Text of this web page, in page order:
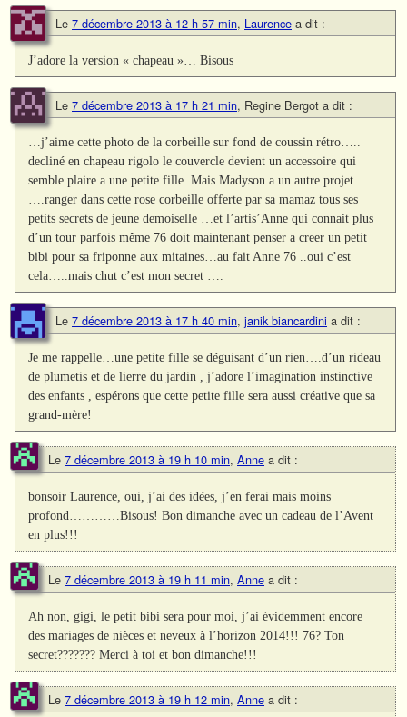
Le 7 décembre 2013 à 12 h 57 min, Laurence a dit :
J’adore la version « chapeau »… Bisous
Le 7 décembre 2013 à 17 h 21 min, Regine Bergot a dit :
…j’aime cette photo de la corbeille sur fond de coussin rétro…..
decliné en chapeau rigolo le couvercle devient un accessoire qui
semble plaire a une petite fille..Mais Madyson a un autre projet
….ranger dans cette rose corbeille offerte par sa mamaz tous ses
petits secrets de jeune demoiselle …et l’artis’Anne qui connait plus
d’un tour parfois même 76 doit maintenant penser a creer un petit
bibi pour sa friponne aux mitaines…au fait Anne 76 ..oui c’est
cela…..mais chut c’est mon secret ….
Le 7 décembre 2013 à 17 h 40 min, janik biancardini a dit :
Je me rappelle…une petite fille se déguisant d’un rien….d’un rideau
de plumetis et de lierre du jardin , j’adore l’imagination instinctive
des enfants , espérons que cette petite fille sera aussi créative que sa
grand-mère!
Le 7 décembre 2013 à 19 h 10 min, Anne a dit :
bonsoir Laurence, oui, j’ai des idées, j’en ferai mais moins
profond…………Bisous! Bon dimanche avec un cadeau de l’Avent
en plus!!!
Le 7 décembre 2013 à 19 h 11 min, Anne a dit :
Ah non, gigi, le petit bibi sera pour moi, j’ai évidemment encore
des mariages de nièces et neveux à l’horizon 2014!!! 76? Ton
secret??????? Merci à toi et bon dimanche!!!
Le 7 décembre 2013 à 19 h 12 min, Anne a dit :